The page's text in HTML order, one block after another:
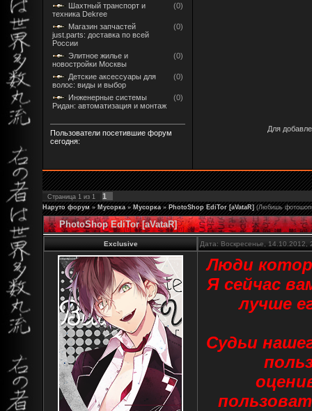
Шахтный транспорт и
техника Dekree
(0)
Магазин запчастей
just.parts: доставка по всей
России
(0)
Элитное жилье и
новостройки Москвы
(0)
Детские аксессуары для
волос: виды и выбор
(0)
Инженерные системы
Ридан: автоматизация и монтаж
(0)
Пользователи посетившие форум
сегодня:
Для
Страница 1 из 1 1
Наруто форум » Мусорка » Мусорка » PhotoShop EdiTor [aVataR] (Любишь
PhotoShop EdiTor [aVataR]
Exclusive Дата: Воскресенье,
Люди
Я сейчас
лучше
Судьи